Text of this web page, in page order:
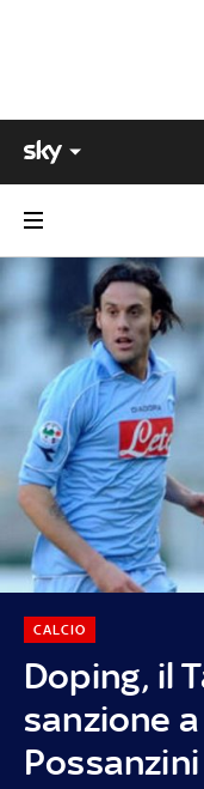
Doping, il
sanzione
Possanzini
CALCIO